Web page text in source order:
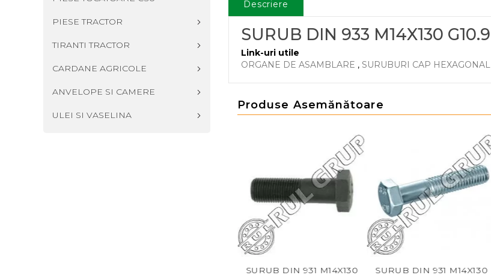
PIESE TRACTOR
TIRANTI TRACTOR
CARDANE AGRICOLE
ANVELOPE SI CAMERE
ULEI SI VASELINA
Descriere
SURUB DIN 933 M14X130 G10.9
Link-uri utile
ORGANE DE ASAMBLARE , SURUBURI CAP HEXAGONAL
Produse Asemănătoare
SURUB DIN 931 M14X130
SURUB DIN 931 M14X130